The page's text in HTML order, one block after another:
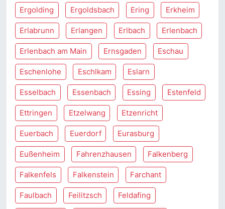
Ergolding Ergoldsbach Ering Erkheim
Erlabrunn Erlangen Erlbach Erlenbach
Erlenbach am Main Ernsgaden Eschau
Eschenlohe Eschlkam Eslarn
Esselbach Essenbach Essing Estenfeld
Ettringen Etzelwang Etzenricht
Euerbach Euerdorf Eurasburg
Eußenheim Fahrenzhausen Falkenberg
Falkenfels Falkenstein Farchant
Faulbach Feilitzsch Feldafing